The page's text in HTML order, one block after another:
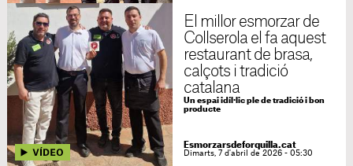
El millor esmorzar de
Collserola el fa aquest
restaurant de brasa,
calçots i tradició
catalana
Un espai idíl·lic ple de tradició i bon
producte
Esmorzarsdeforquilla.cat
Dimarts, 7 d'abril de 2026 - 05:30